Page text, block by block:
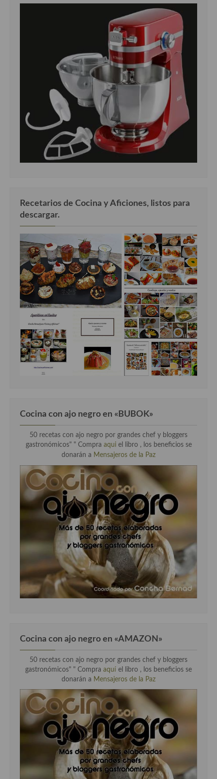
Recetarios de Cocina y Aficiones, listos para
descargar.
Cocina con ajo negro en «BUBOK»
50 recetas con ajo negro por grandes chef y bloggers
gastronómicos" " Compra aqui el libro , los beneficios se
donarán a Mensajeros de la Paz
Cocina con ajo negro en «AMAZON»
50 recetas con ajo negro por grandes chef y bloggers
gastronómicos" " Compra aquí el libro , los beneficios se
donarán a Mensajeros de la Paz